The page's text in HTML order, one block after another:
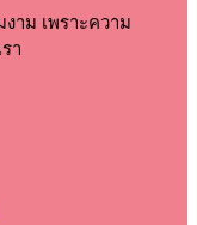
าม เพราะความ
า